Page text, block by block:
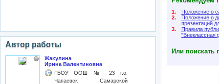
Автор работы
Жакулина
Ирина Валентиновна
ГБОУ ООШ № 23 г.о.
Чапаевск Самарской
1.
Положение о
2.
Положение о
презентаций
3.
Правила
"Внеклассная
Или поискать